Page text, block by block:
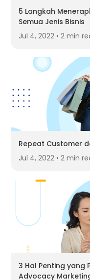
5 Langkah
Semua Jenis Bisnis
Jul 4, 2022 • 2 min
Repeat Customer
Jul 4, 2022 • 2 min
3 Hal Penting yang
Advocacy